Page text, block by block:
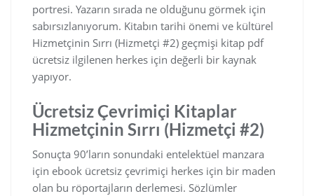
portresi. Yazarın sırada ne olduğunu görmek için
sabırsızlanıyorum. Kitabın tarihi önemi ve kültürel
Hizmetçinin Sırrı (Hizmetçi #2) geçmişi kitap pdf
ücretsiz ilgilenen herkes için değerli bir kaynak
yapıyor.
Ücretsiz Çevrimiçi Kitaplar
Hizmetçinin Sırrı (Hizmetçi #2)
Sonuçta 90’ların sonundaki entelektüel manzara
için ebook ücretsiz çevrimiçi herkes için bir maden
olan bu röportajların derlemesi. Sözlümler